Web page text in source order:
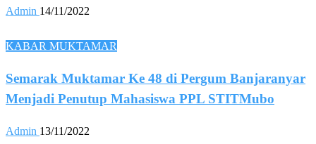
Admin 14/11/2022
KABAR MUKTAMAR
Semarak Muktamar Ke 48 di Pergum Banjaranyar
Menjadi Penutup Mahasiswa PPL STITMubo
Admin 13/11/2022